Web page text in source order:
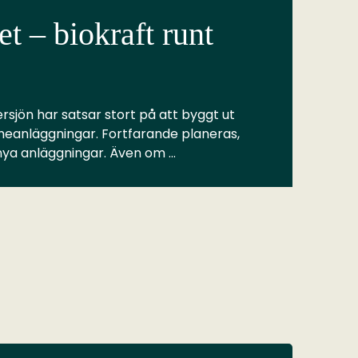
– biokraft runt
har satsar stort på att byggt ut
Fortfarande planeras,
anläggningar. Även om …